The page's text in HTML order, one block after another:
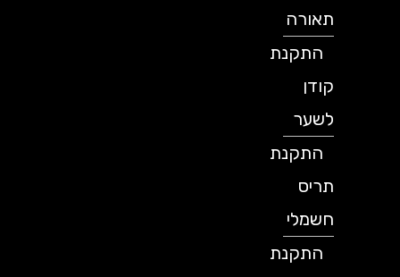
תאורה
התקנת
לשער
התקנת
תריס
חשמלי
התקנת